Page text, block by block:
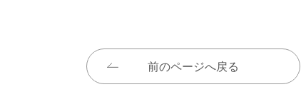
前のページへ戻る